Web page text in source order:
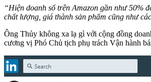
“Hiện doanh số trên Amazon gần như 50%
chất lượng, giá thành sản phẩm cũng như
Ông Thủy không xa lạ gì với cộng đồng
cương vị Phó Chủ tịch phụ trách Vận hành